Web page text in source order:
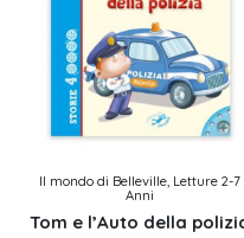
Il mondo di Belleville, Letture 2-7
Anni
Tom e l’Auto della